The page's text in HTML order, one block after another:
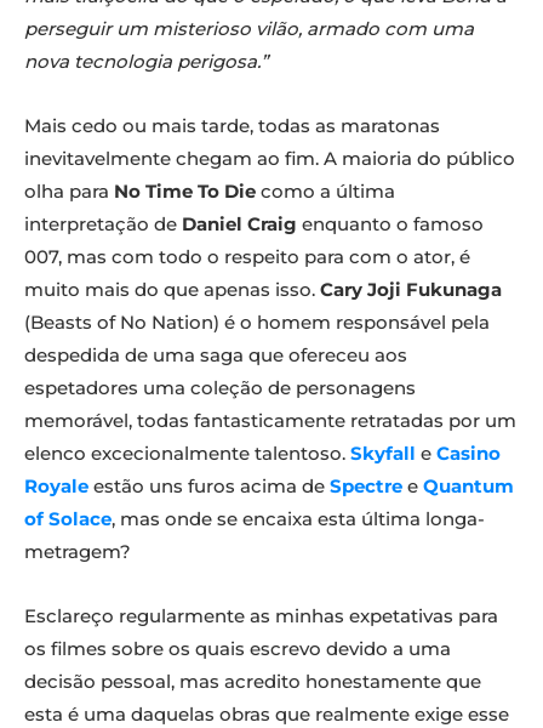
perseguir um misterioso vilão, armado com uma
nova tecnologia perigosa.”
Mais cedo ou mais tarde, todas as maratonas
inevitavelmente chegam ao fim. A maioria do público
olha para No Time To Die como a última
interpretação de Daniel Craig enquanto o famoso
007, mas com todo o respeito para com o ator, é
muito mais do que apenas isso. Cary Joji Fukunaga
(Beasts of No Nation) é o homem responsável pela
despedida de uma saga que ofereceu aos
espetadores uma coleção de personagens
memorável, todas fantasticamente retratadas por um
elenco excecionalmente talentoso. Skyfall e Casino
Royale estão uns furos acima de Spectre e Quantum
of Solace, mas onde se encaixa esta última longa-
metragem?
Esclareço regularmente as minhas expetativas para
os filmes sobre os quais escrevo devido a uma
decisão pessoal, mas acredito honestamente que
esta é uma daquelas obras que realmente exige esse